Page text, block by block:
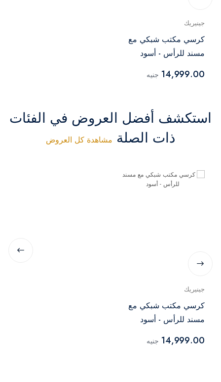
جينيريك
كرسي مكتب شبكي مع
مسند للرأس - أسود
14,999.00 جنيه
استكشف أفضل العروض في الفئات
ذات الصلة مشاهدة كل العروض
جينيريك
كرسي مكتب شبكي مع
مسند للرأس - أسود
14,999.00 جنيه